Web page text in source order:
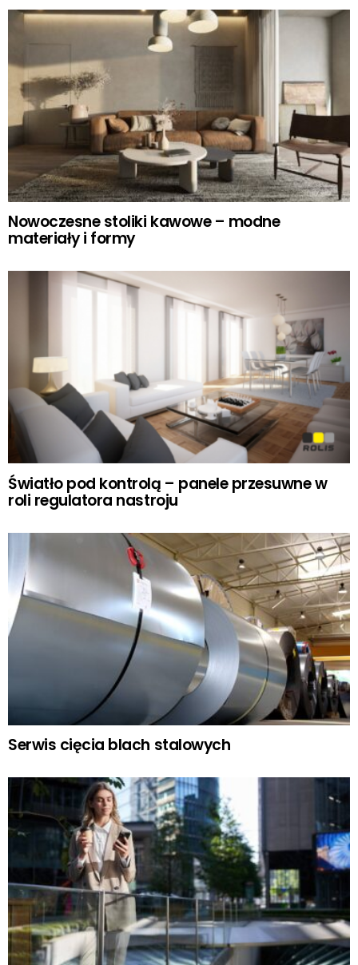
Nowoczesne stoliki kawowe – modne
materiały i formy
Światło pod kontrolą – panele przesuwne w
roli regulatora nastroju
Serwis cięcia blach stalowych